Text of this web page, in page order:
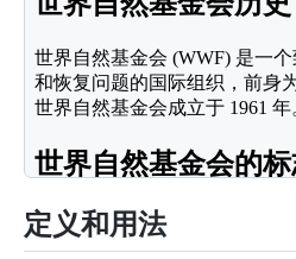
<h2>世界自然基金会历史</h2>
</section>
<section>
< h2>世界自然基金会的标志 </h2
</ section>
定义和用法